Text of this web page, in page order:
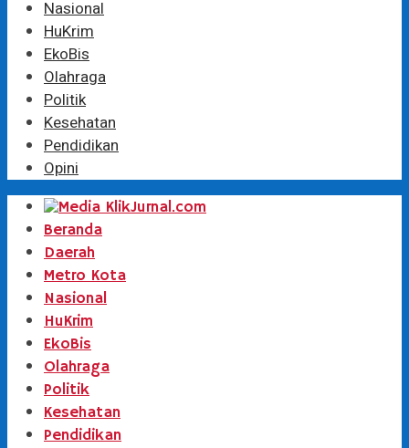
Nasional
HuKrim
EkoBis
Olahraga
Politik
Kesehatan
Pendidikan
Opini
Beranda
Daerah
Metro Kota
Nasional
HuKrim
EkoBis
Olahraga
Politik
Kesehatan
Pendidikan